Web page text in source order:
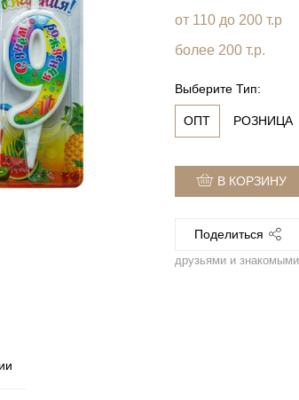
от 110 до 200 т.р
более 200 т.р.
Выберите Тип:
ОПТ РОЗНИЦА
В КОРЗИНУ
Поделиться
друзьями и знакомыми